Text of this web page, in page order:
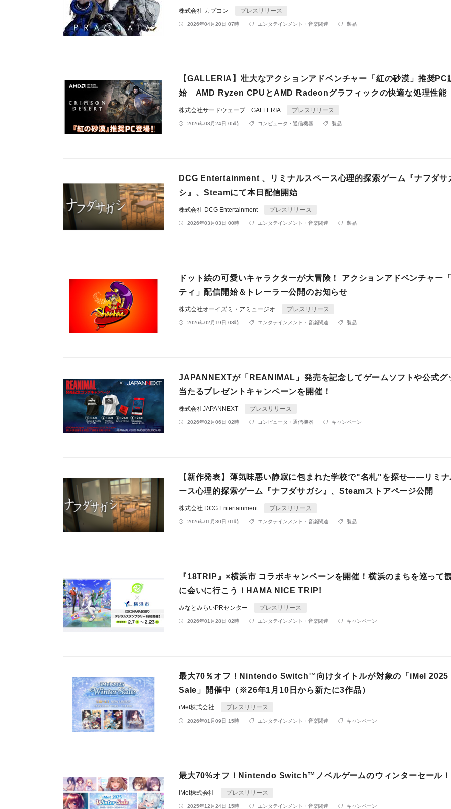
株式会社 カプコン プレスリリース
2026年04月20日 07時 エンタテインメント・音楽関連 製品
【GALLERIA】壮大なアクションアドベンチャー「紅の砂漠」推奨PC
始 AMD Ryzen CPUとAMD Radeonグラフィックの快適な処理性能
株式会社サードウェーブ GALLERIA プレスリリース
2026年03月24日 05時 コンピュータ・通信機器 製品
DCG Entertainment 、リミナルスペース心理的探索ゲーム『ナフダサ
シ』、Steamにて本日配信開始
株式会社 DCG Entertainment プレスリリース
2026年03月03日 00時 エンタテインメント・音楽関連 製品
ドット絵の可愛いキャラクターが大冒険！ アクションアドベンチャー
ティ」配信開始＆トレーラー公開のお知らせ
株式会社オーイズミ・アミュージオ プレスリリース
2026年02月19日 03時 エンタテインメント・音楽関連 製品
JAPANNEXTが「REANIMAL」発売を記念してゲームソフトや公式グ
当たるプレゼントキャンペーンを開催！
株式会社JAPANNEXT プレスリリース
2026年02月06日 02時 コンピュータ・通信機器 キャンペーン
【新作発表】薄気味悪い静寂に包まれた学校で"名札"を探せ――リミ
ース心理的探索ゲーム『ナフダサガシ』、Steamストアページ公開
株式会社 DCG Entertainment プレスリリース
2026年01月30日 01時 エンタテインメント・音楽関連 製品
『18TRIP』×横浜市 コラボキャンペーンを開催！横浜のまちを巡って
に会いに行こう！HAMA NICE TRIP!
みなとみらいPRセンター プレスリリース
2026年01月28日 02時 エンタテインメント・音楽関連 キャンペーン
最大70％オフ！Nintendo Switch™向けタイトルが対象の「iMel
Sale」開催中（※26年1月10日から新たに3作品）
iMel株式会社 プレスリリース
2026年01月09日 15時 エンタテインメント・音楽関連 キャンペーン
最大70%オフ！Nintendo Switch™ノベルゲームのウィンターセール！
iMel株式会社 プレスリリース
2025年12月24日 15時 エンタテインメント・音楽関連 キャンペーン